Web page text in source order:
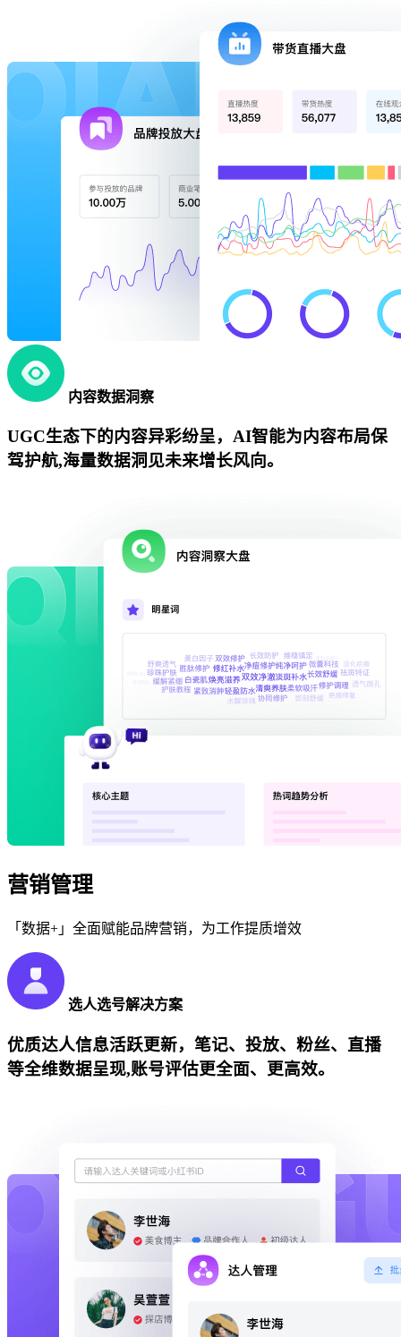
内容数据洞察
UGC生态下的内容异彩纷呈，AI智能为内容布局保
驾护航,海量数据洞见未来增长风向。
营销管理
「数据+」全面赋能品牌营销，为工作提质增效
选人选号解决方案
优质达人信息活跃更新，笔记、投放、粉丝、直播
等全维数据呈现,账号评估更全面、更高效。